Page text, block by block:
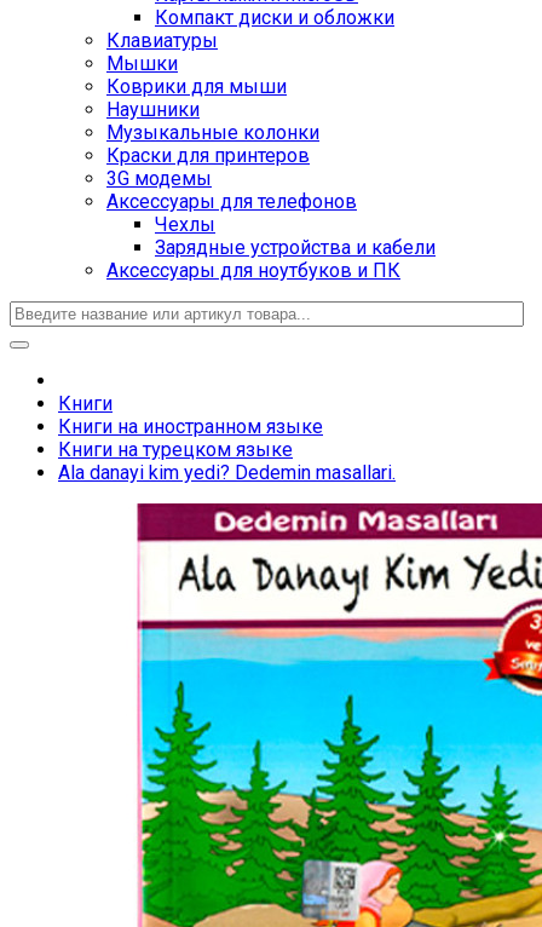
Компакт диски и обложки
Клавиатуры
Мышки
Коврики для мыши
Наушники
Музыкальные колонки
Краски для принтеров
3G модемы
Аксессуары для телефонов
Чехлы
Зарядные устройства и кабели
Аксессуары для ноутбуков и ПК
Книги
Книги на иностранном языке
Книги на турецком языке
Ala danayi kim yedi? Dedemin masallari.